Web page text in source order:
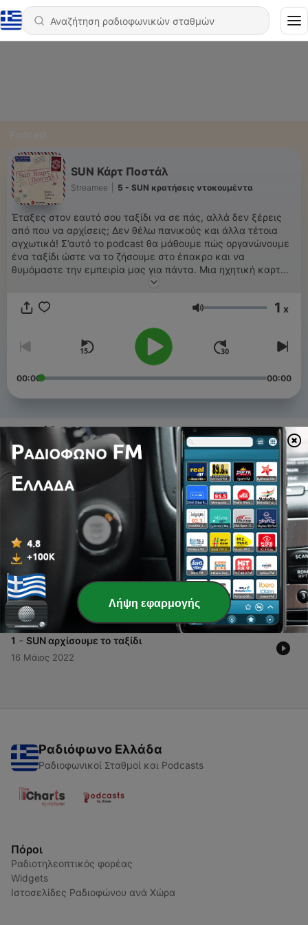
SUN Κάρτ Ποστάλ
Streamee 5 - SUN κρατήσεις ντοκουμέντα
Έταξες στον εαυτό σου ταξίδι να σε πάς, αλλά δεν ξέρεις
από που να αρχίσεις; Δεν θέλω πανικούς και άλλα τέτοια
αγχωτικά! Σ’αυτό το podcast θα μάθουμε πώς οργανώνουμε
ένα ταξίδι ώστε να το ζήσουμε στο έπακρο και να
θυμόμαστε την εμπειρία μας για πάντα. Μια ηχητική καρτ
ποστάλ, δια χειρός Λίνας Πετριανού, που έρχεται στα ηχο-
Ένταση 1 x
00:00 00:00
Επεισόδια
5 - SUN κρατήσεις ντοκουμέντα
14 Ιούν 2022
SUN αποφασίσεις να ταξιδέψεις μόνος
3 - SUN πας να κλείσεις τη βαλίτσα
2 - SUN προετοιμάσεις τα εισιτήρια
24 Μάιος 2022
1 - SUN αρχίσουμε το ταξίδι
16 Μάιος 2022
Ραδιόφωνο Ελλάδα
Ραδιοφωνικοί Σταθμοί και Podcasts
Πόροι
Ραδιοτηλεοπτικός φορέας
Widgets
Ιστοσελίδες Ραδιοφώνου ανά Χώρα
Λήψη εφαρμογής